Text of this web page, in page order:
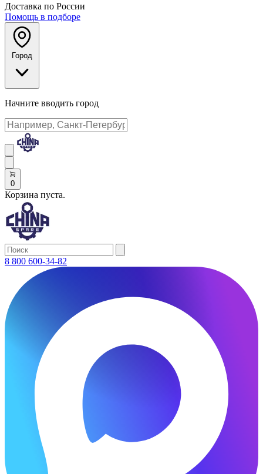
Доставка по России
Помощь в подборе
Город
Начните вводить город
0
Корзина пуста.
8 800 600-34-82